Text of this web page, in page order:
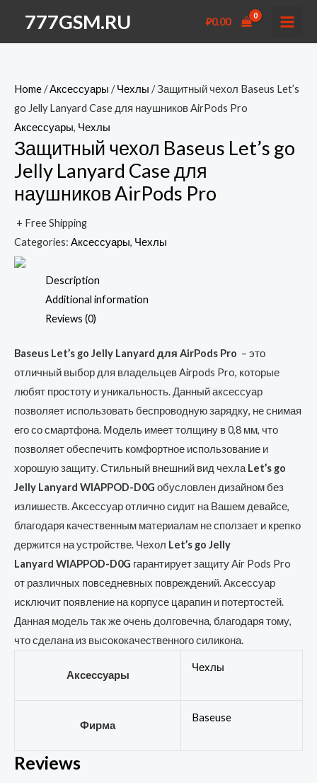
содержимому
777GSM.RU ₽0.00
Home/Аксессуары /Чехлы / Защитный чехол Baseus Let’s
go Jelly Lanyard Case для наушников AirPods Pro
Аксессуары, Чехлы
Защитный чехол Baseus Let’s go
Jelly Lanyard Case для
наушников AirPods Pro
+ Free Shipping
Categories: Аксессуары, Чехлы
Description
Additional information
Reviews (0)
Baseus Let’s go Jelly Lanyard для AirPods Pro – это
отличный выбор для владельцев Airpods Pro, которые
любят простоту и уникальность. Данный аксессуар
позволяет использовать беспроводную зарядку, не снимая
его со смартфона. Модель имеет толщину в 0,8 мм, что
позволяет обеспечить комфортное использование и
хорошую защиту. Стильный внешний вид чехла Let’s go
Jelly Lanyard WIAPPOD-D0G​​​​ обусловлен дизайном без
излишеств. Аксессуар отлично сидит на Вашем девайсе,
благодаря качественным материалам не сползает и крепко
держится на устройстве. Чехол Let’s go Jelly
Lanyard WIAPPOD-D0G​​ гарантирует защиту Air Pods Pro
от различных повседневных повреждений. Аксессуар
исключит появление на корпусе царапин и потертостей.
Данная модель так же очень долговечна, благодаря тому,
что сделана из высококачественного силикона.
Аксессуары
Чехлы
Фирма
Baseuse
Reviews